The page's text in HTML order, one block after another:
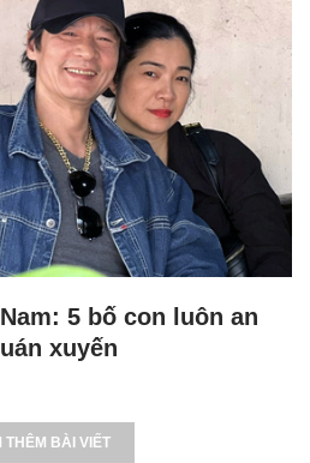
5 bố con luôn an
xuyến
THÊM BÀI VIẾT